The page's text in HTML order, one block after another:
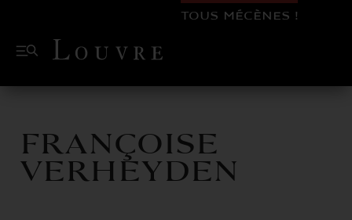
TOUS MÉCÈNES !
Françoise
Verheyden